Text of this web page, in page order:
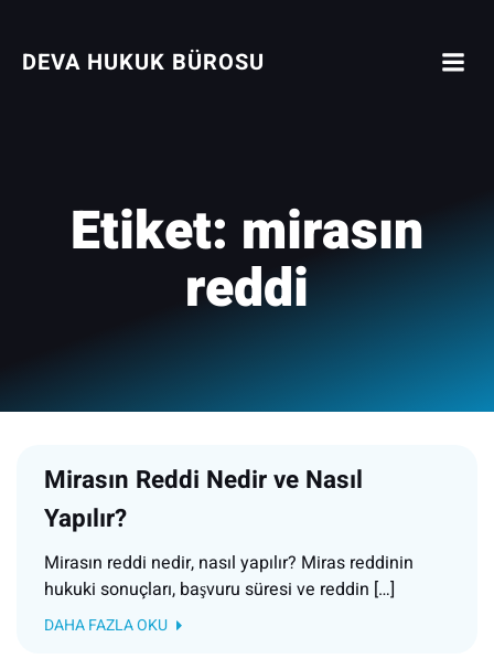
DEVA HUKUK BÜROSU
Etiket: mirasın
reddi
Mirasın Reddi Nedir ve Nasıl
Yapılır?
Mirasın reddi nedir, nasıl yapılır? Miras reddinin
hukuki sonuçları, başvuru süresi ve reddin […]
DAHA FAZLA OKU